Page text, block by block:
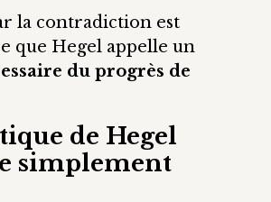
la contradiction est
que Hegel appelle un
du progrès de
de Hegel
simplement